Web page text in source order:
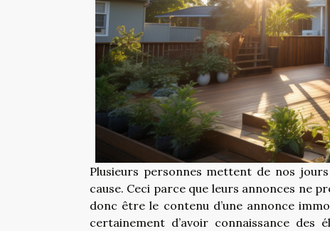
Plusieurs personnes mettent de nos
cause. Ceci parce que leurs annonces ne
donc être le contenu d’une annonce
certainement d’avoir connaissance des